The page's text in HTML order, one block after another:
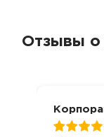
Отзывы о